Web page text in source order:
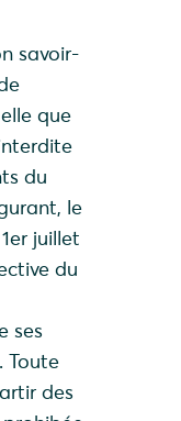
savoir-
que
du
le
juillet
du
ses
Toute
des